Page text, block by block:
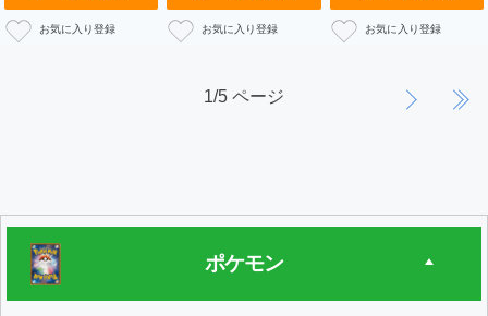
1/5 ページ
ポケモン